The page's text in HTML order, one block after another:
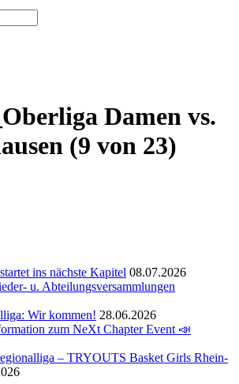
Damen vs.
(9 von 23)
ins nächste Kapitel 08.07.2026
u. Abteilungsversammlungen
Wir kommen! 28.06.2026
zum NeXt Chapter Event 📣
– TRYOUTS Basket Girls Rhein-